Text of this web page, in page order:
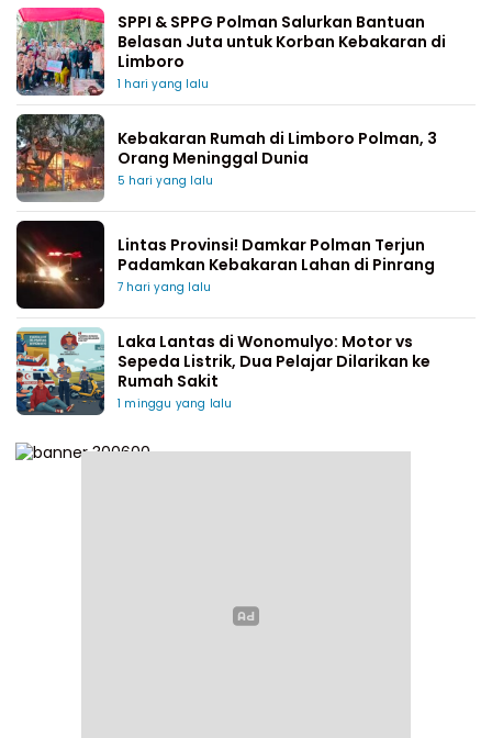
SPPI & SPPG Polman Salurkan Bantuan
Belasan Juta untuk Korban Kebakaran di
Limboro
1 hari yang lalu
Kebakaran Rumah di Limboro Polman, 3
Orang Meninggal Dunia
5 hari yang lalu
Lintas Provinsi! Damkar Polman Terjun
Padamkan Kebakaran Lahan di Pinrang
7 hari yang lalu
Laka Lantas di Wonomulyo: Motor vs
Sepeda Listrik, Dua Pelajar Dilarikan ke
Rumah Sakit
1 minggu yang lalu